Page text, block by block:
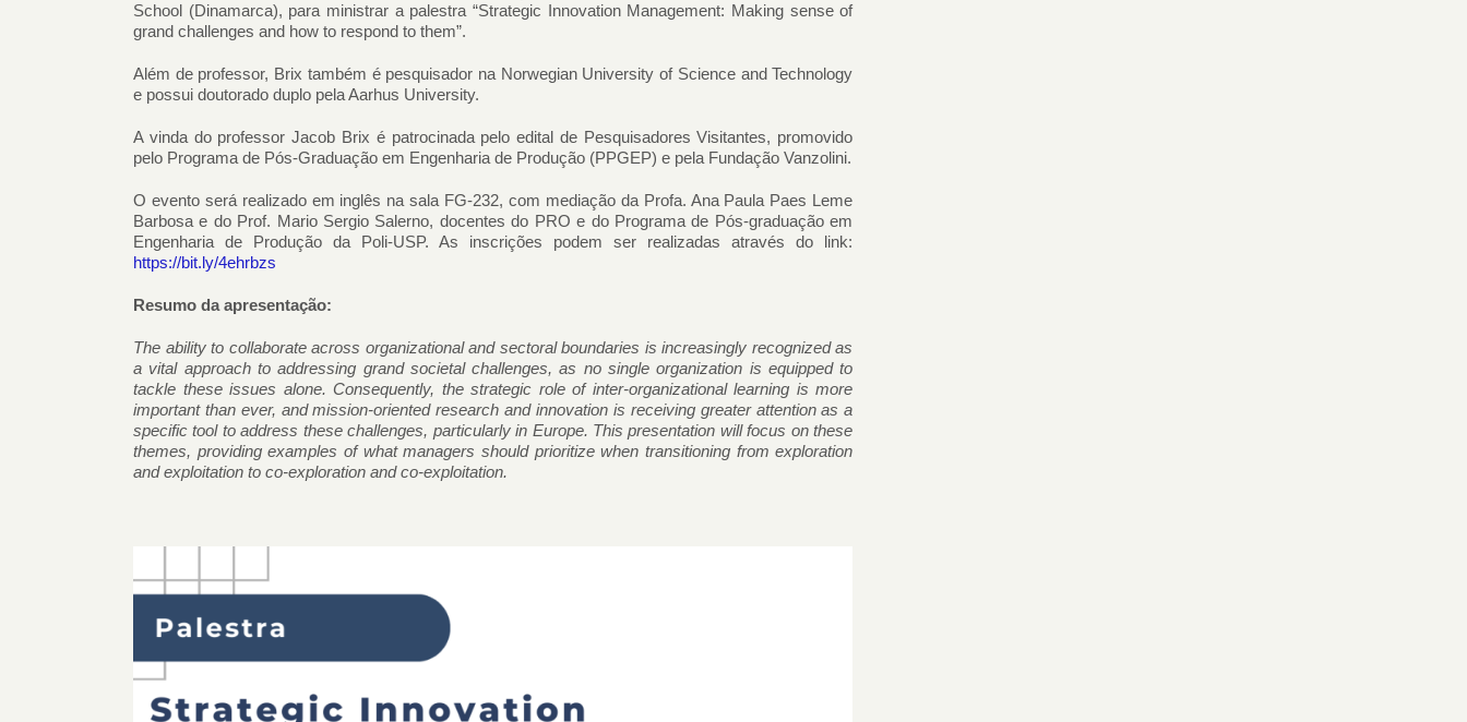
School (Dinamarca), para ministrar a palestra “Strategic Innovation Management: Making sense of
grand challenges and how to respond to them”.
Além de professor, Brix também é pesquisador na Norwegian University of Science and Technology
e possui doutorado duplo pela Aarhus University.
A vinda do professor Jacob Brix é patrocinada pelo edital de Pesquisadores Visitantes, promovido
pelo Programa de Pós-Graduação em Engenharia de Produção (PPGEP) e pela Fundação Vanzolini.
O evento será realizado em inglês na sala FG-232, com mediação da Profa. Ana Paula Paes Leme
Barbosa e do Prof. Mario Sergio Salerno, docentes do PRO e do Programa de Pós-graduação em
Engenharia de Produção da Poli-USP. As inscrições podem ser realizadas através do link:
https://bit.ly/4ehrbzs
Resumo da apresentação:
The ability to collaborate across organizational and sectoral boundaries is increasingly recognized as
a vital approach to addressing grand societal challenges, as no single organization is equipped to
tackle these issues alone. Consequently, the strategic role of inter-organizational learning is more
important than ever, and mission-oriented research and innovation is receiving greater attention as a
specific tool to address these challenges, particularly in Europe. This presentation will focus on these
themes, providing examples of what managers should prioritize when transitioning from exploration
and exploitation to co-exploration and co-exploitation.